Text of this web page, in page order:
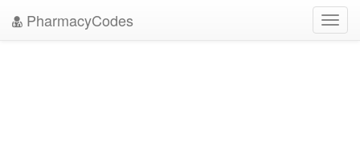
PharmacyCodes